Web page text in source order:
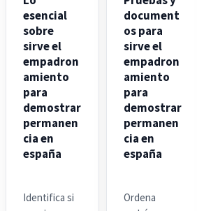
esencial
sobre
sirve el
empadron
amiento
para
demostrar
permanen
cia en
españa
Identifica si
document
os para
sirve el
empadron
amiento
para
demostrar
permanen
cia en
españa
Ordena